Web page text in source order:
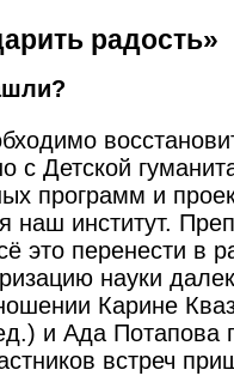
радость»
с Детской
программ и
наш институт.
это перенести в
науки
Карине
и Ада Потапова
встреч